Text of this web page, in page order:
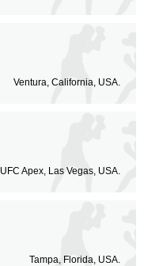
Ventura, California, USA.
UFC Apex, Las Vegas, USA.
Tampa, Florida, USA.